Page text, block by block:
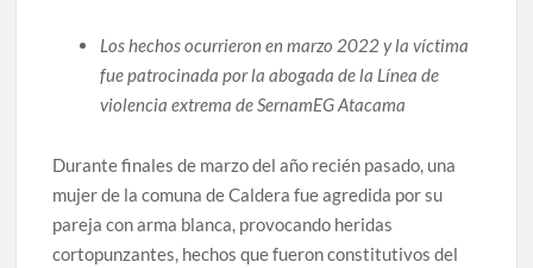
Los hechos ocurrieron en marzo 2022 y la víctima
fue patrocinada por la abogada de la Línea de
violencia extrema de SernamEG Atacama
Durante finales de marzo del año recién pasado, una
mujer de la comuna de Caldera fue agredida por su
pareja con arma blanca, provocando heridas
cortopunzantes, hechos que fueron constitutivos del